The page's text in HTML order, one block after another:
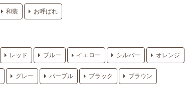
和装 お呼ばれ
レッド ブルー イエロー シルバー オレンジ
グレー パープル ブラック ブラウン